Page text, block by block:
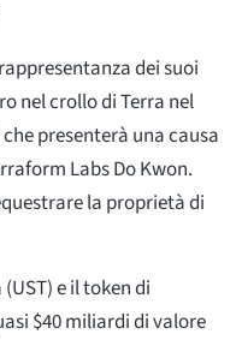
dei suoi
nel crollo di Terra nel
presenterà una causa
Labs Do Kwon.
la proprietà di
e il token di
$40 miliardi di valore